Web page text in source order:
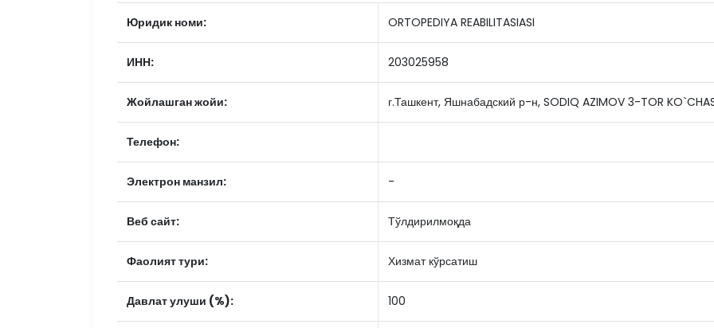
Юридик номи: ORTOPEDIYA REABILITASIASI
ИНН: 203025958
Жойлашган жойи: г.Ташкент, Яшнабадский р-н, SODIQ AZIMOV 3-TOR
Телефон:
Электрон манзил: -
Веб сайт: Тўлдирилмоқда
Фаолият тури: Хизмат кўрсатиш
Давлат улуши (%): 100